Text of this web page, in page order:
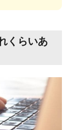
くらいあ